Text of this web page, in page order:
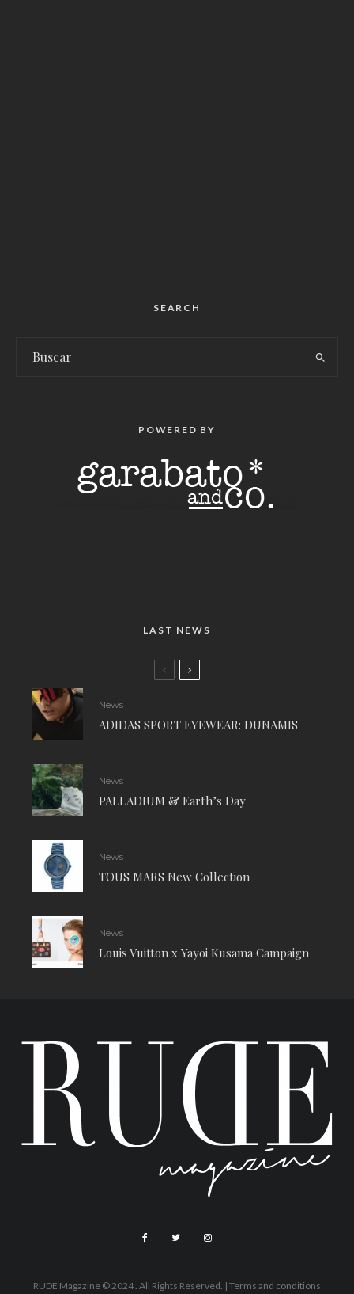
SEARCH
POWERED BY
LAST NEWS
News
ADIDAS SPORT EYEWEAR: DUNAMIS
News
PALLADIUM & Earth’s Day
News
TOUS MARS New Collection
News
Louis Vuitton x Yayoi Kusama Campaign
RUDE Magazine © 2024 . All Rights Reserved. | Terms and conditions